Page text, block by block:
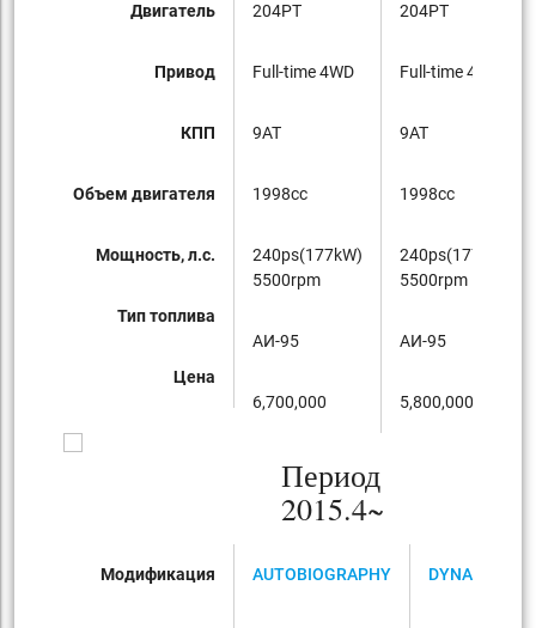
Двигатель
Привод
КПП
Объем двигателя
Мощность, л.с.
Тип топлива
Цена
204PT
Full-time 4WD
9AT
1998cc
240ps(177kW)
5500rpm
AИ-95
6,700,000
204PT
Full-time 4WD
9AT
1998cc
240ps(177kW)
5500rpm
AИ-95
5,800,000
Период
2015.4~
Модификация AUTOBIOGRAPHY DYNAMIC